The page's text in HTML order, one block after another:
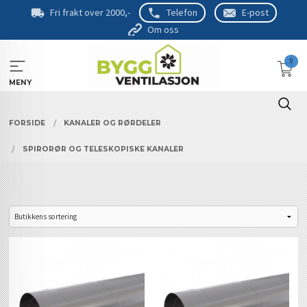
Fri frakt over 2000,- Telefon
E-post
Om oss
MENY
0
FORSIDE KANALER OG RØRDELER
SPIRORØR OG TELESKOPISKE KANALER